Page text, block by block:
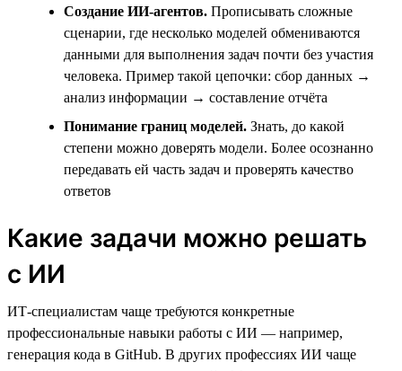
Создание ИИ-агентов. Прописывать сложные
сценарии, где несколько моделей обмениваются
данными для выполнения задач почти без участия
человека. Пример такой цепочки: сбор данных →
анализ информации → составление отчёта
Понимание границ моделей. Знать, до какой
степени можно доверять модели. Более осознанно
передавать ей часть задач и проверять качество
ответов
Какие задачи можно решать
с ИИ
ИТ-специалистам чаще требуются конкретные
профессиональные навыки работы с ИИ — например,
генерация кода в GitHub. В других профессиях ИИ чаще